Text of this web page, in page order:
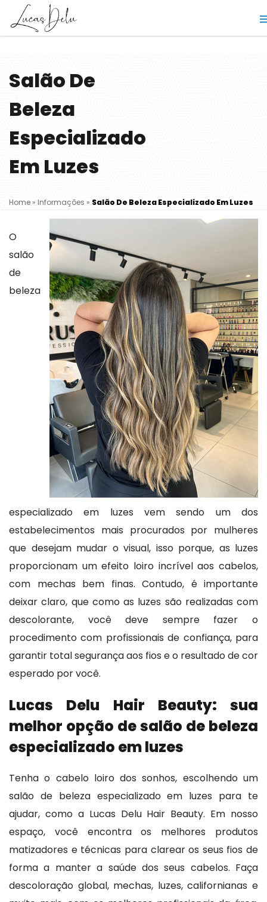
Salão De
Beleza
Especializado
Em Luzes
Home » Informações » Salão De Beleza Especializado Em Luzes
O
salão
de
beleza
especializado em luzes vem sendo um dos
estabelecimentos mais procurados por mulheres
que desejam mudar o visual, isso porque, as luzes
proporcionam um efeito loiro incrível aos cabelos,
com mechas bem finas. Contudo, é importante
deixar claro, que como as luzes são realizadas com
descolorante, você deve sempre fazer o
procedimento com profissionais de confiança, para
garantir total segurança aos fios e o resultado de cor
esperado por você.
Lucas Delu Hair Beauty: sua
melhor opção de salão de beleza
especializado em luzes
Tenha o cabelo loiro dos sonhos, escolhendo um
salão de beleza especializado em luzes para te
ajudar, como a Lucas Delu Hair Beauty. Em nosso
espaço, você encontra os melhores produtos
matizadores e técnicas para clarear os seus fios de
forma a manter a saúde dos seus cabelos. Faça
descoloração global, mechas, luzes, californianas e